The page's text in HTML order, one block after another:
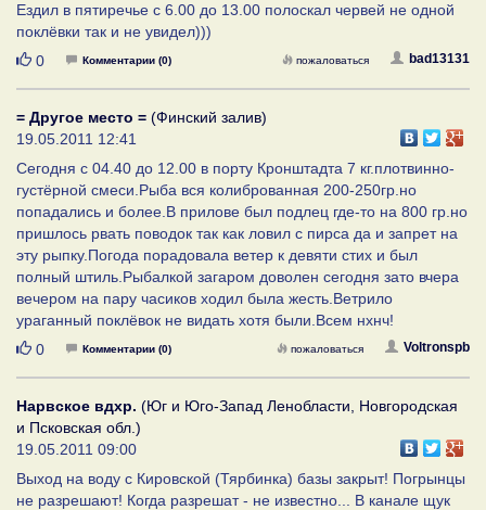
Ездил в пятиречье с 6.00 до 13.00 полоскал червей не одной
поклёвки так и не увидел)))
Нравится
0 Комментарии (0) bad13131
пожаловаться
= Другое место = (Финский залив)
19.05.2011 12:41
Сегодня с 04.40 до 12.00 в порту Кронштадта 7 кг.плотвинно-
густёрной смеси.Рыба вся колиброванная 200-250гр.но
попадались и более.В прилове был подлец где-то на 800 гр.но
пришлось рвать поводок так как ловил с пирса да и запрет на
эту рыпку.Погода порадовала ветер к девяти стих и был
полный штиль.Рыбалкой загаром доволен сегодня зато вчера
вечером на пару часиков ходил была жесть.Ветрило
ураганный поклёвок не видать хотя были.Всем нхнч!
Нравится
0 Комментарии (0) Voltronspb
пожаловаться
Нарвское вдхр. (Юг и Юго-Запад Ленобласти, Новгородская
и Псковская обл.)
19.05.2011 09:00
Выход на воду с Кировской (Тярбинка) базы закрыт! Погрынцы
не разрешают! Когда разрешат - не известно... В канале щук